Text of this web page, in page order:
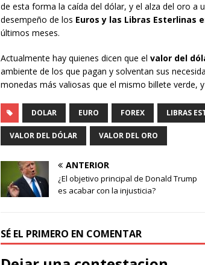
de esta forma la caída del dólar, y el alza del oro a
desempeño de los Euros y las Libras Esterlinas
últimos meses.
Actualmente hay quienes dicen que el valor del
ambiente de los que pagan y solventan sus
monedas más valiosas que el mismo billete verde,
DOLAR EURO FOREX LIBRAS
VALOR DEL DÓLAR VALOR DEL ORO
ANTERIOR
¿El objetivo principal de Donald Trump
es acabar con la injusticia?
SÉ EL PRIMERO EN COMENTAR